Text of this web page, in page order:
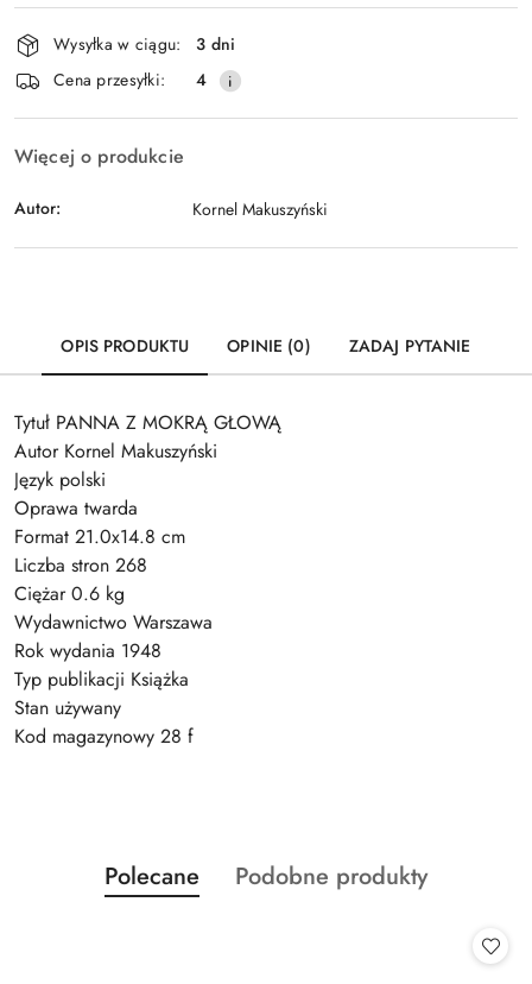
Wyślij
Dostępność
i
dostawa
Wysyłka w ciągu:
3 dni
Cena przesyłki:
4
Więcej o produkcie
Autor: Kornel Makuszyński
OPIS PRODUKTU OPINIE (0) ZADAJ PYTANIE
Tytuł PANNA Z MOKRĄ GŁOWĄ
Autor Kornel Makuszyński
Język polski
Oprawa twarda
Format 21.0x14.8 cm
Liczba stron 268
Ciężar 0.6 kg
Wydawnictwo Warszawa
Rok wydania 1948
Typ publikacji Książka
Stan używany
Kod magazynowy 28 f
Pomiń karuzelę produktów
Produkty
o
Polecane
Produkty
Podobne produkty